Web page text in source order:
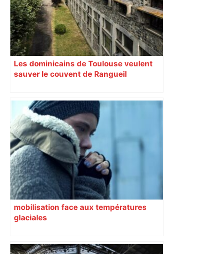
Les dominicains de Toulouse veulent
sauver le couvent de Rangueil
mobilisation face aux températures
glaciales